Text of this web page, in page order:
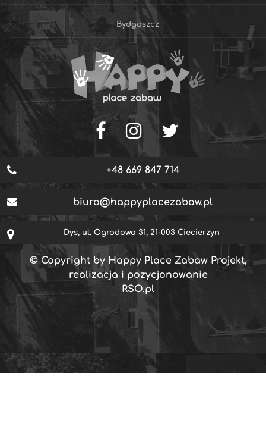
Bydgoszcz
+48 669 847 714
biuro@happyplacezabaw.pl
Dys, ul. Ogrodowa 31, 21-003 Ciecierzyn
© Copyright by Happy Place Zabaw Projekt,
realizacja i pozycjonowanie
RSO.pl